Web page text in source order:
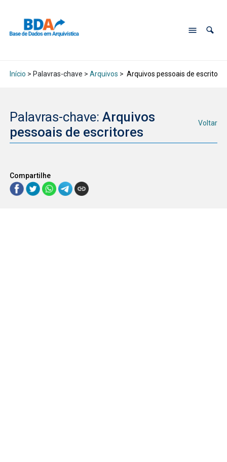
Início > Palavras-chave > Arquivos > Arquivos pessoais de
Palavras-chave: Arquivos
pessoais de escritores
Voltar
Compartilhe